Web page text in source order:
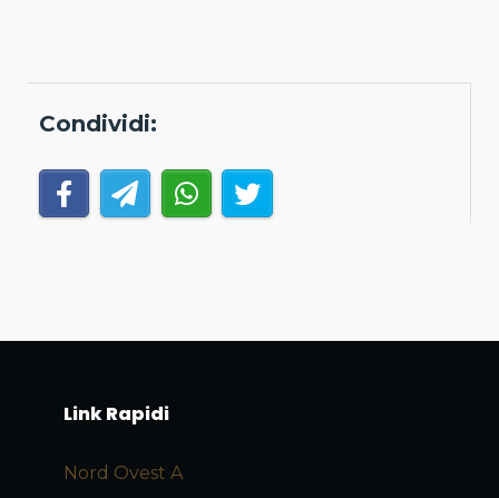
Condividi:
Link Rapidi
Nord Ovest A